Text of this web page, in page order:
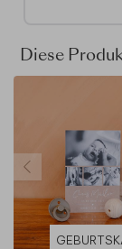
Diese